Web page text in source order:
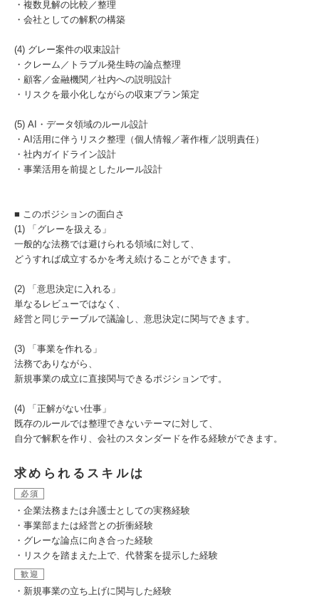
・複数見解の比較／整理
・会社としての解釈の構築
(4) グレー案件の収束設計
・クレーム／トラブル発生時の論点整理
・顧客／金融機関／社内への説明設計
・リスクを最小化しながらの収束プラン策定
(5) AI・データ領域のルール設計
・AI活用に伴うリスク整理（個人情報／著作権／説明責任）
・社内ガイドライン設計
・事業活用を前提としたルール設計
■ このポジションの面白さ
(1) 「グレーを扱える」
一般的な法務では避けられる領域に対して、
どうすれば成立するかを考え続けることができます。
(2) 「意思決定に入れる」
単なるレビューではなく、
経営と同じテーブルで議論し、意思決定に関与できます。
(3) 「事業を作れる」
法務でありながら、
新規事業の成立に直接関与できるポジションです。
(4) 「正解がない仕事」
既存のルールでは整理できないテーマに対して、
自分で解釈を作り、会社のスタンダードを作る経験ができます。
求められるスキルは
必須
・企業法務または弁護士としての実務経験
・事業部または経営との折衝経験
・グレーな論点に向き合った経験
・リスクを踏まえた上で、代替案を提示した経験
歓迎
・新規事業の立ち上げに関与した経験